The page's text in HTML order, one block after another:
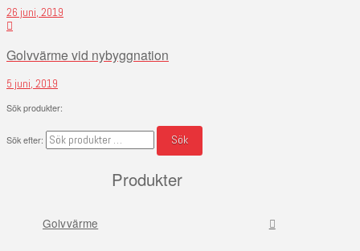
26 juni, 2019
Golvvärme vid nybyggnation
5 juni, 2019
Sök produkter:
Sök efter: Sök
Produkter
Golvvärme